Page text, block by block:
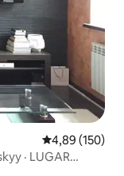
4,89 de uma
4,89 (150)
· LUGAR